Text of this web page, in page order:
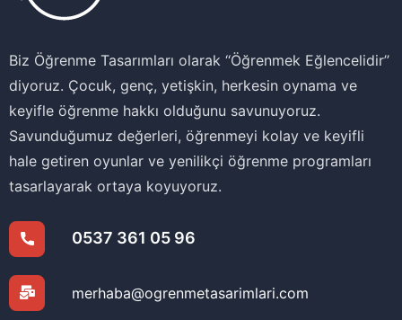
Biz Öğrenme Tasarımları olarak ‘‘Öğrenmek Eğlencelidir’’
diyoruz. Çocuk, genç, yetişkin, herkesin oynama ve
keyifle öğrenme hakkı olduğunu savunuyoruz.
Savunduğumuz değerleri, öğrenmeyi kolay ve keyifli
hale getiren oyunlar ve yenilikçi öğrenme programları
tasarlayarak ortaya koyuyoruz.
0537 361 05 96
merhaba@ogrenmetasarimlari.com